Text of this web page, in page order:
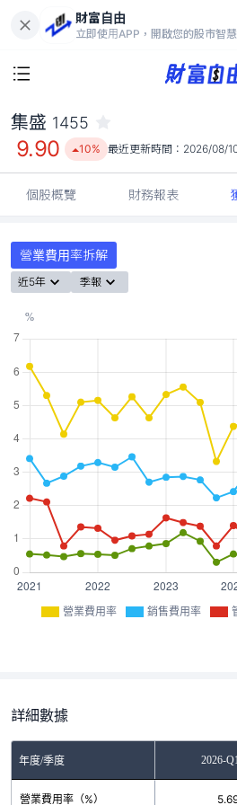
財富自由
立即使用APP，開啟您的股市智慧
9.90
10%
集盛 1455
9.90 10% 最近更新時間： 2026/08/
個股概覽 財務報表
營業費用率拆解
近5年 季報
營業費用率 銷售費用率
詳細數據
年度/季度2025-Q4 2026-Q1
營業費用率（%）
5.49